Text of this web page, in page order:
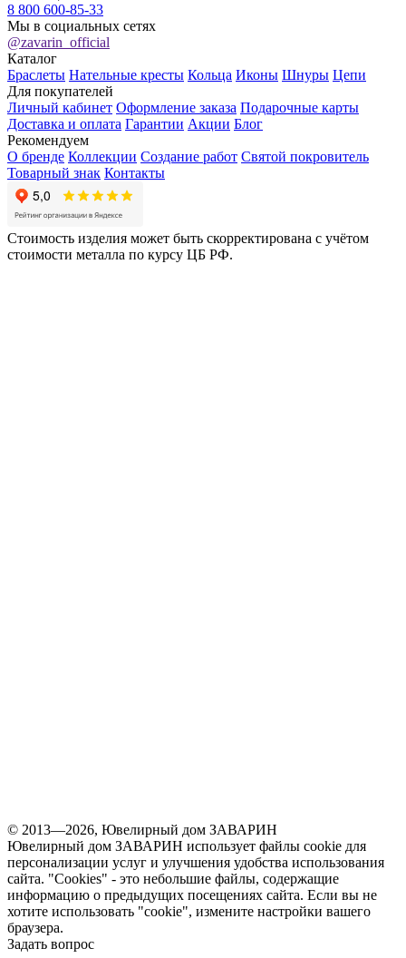
8 800 600-85-33
Мы в социальных сетях
@zavarin_official
Каталог
Браслеты Нательные кресты Кольца Иконы Шнуры Цепи
Для покупателей
Личный кабинет Оформление заказа Подарочные карты
Доставка и оплата Гарантии Акции Блог
Рекомендуем
О бренде Коллекции Создание работ Святой покровитель
Товарный знак Контакты
Стоимость изделия может быть скорректирована с учётом
стоимости металла по курсу ЦБ РФ.
© 2013—2026, Ювелирный дом ЗАВАРИН
Ювелирный дом ЗАВАРИН использует файлы cookie для
персонализации услуг и улучшения удобства использования
сайта. "Cookies" - это небольшие файлы, содержащие
информацию о предыдущих посещениях сайта. Если вы не
хотите использовать "cookie", измените настройки вашего
браузера.
Задать вопрос